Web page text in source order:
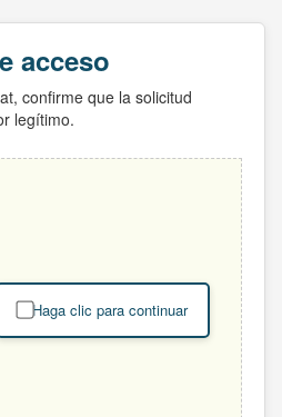
acceso
confirme que la solicitud
legítimo.
Haga clic para continuar